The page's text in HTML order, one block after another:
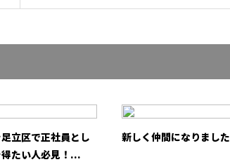
立区で正社員とし
たい人必見！...
新しく仲間になりました